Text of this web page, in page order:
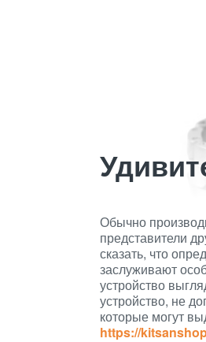
Обычно
представители
сказать, что
заслуживают
устройство
устройство, не
которые могут
https://